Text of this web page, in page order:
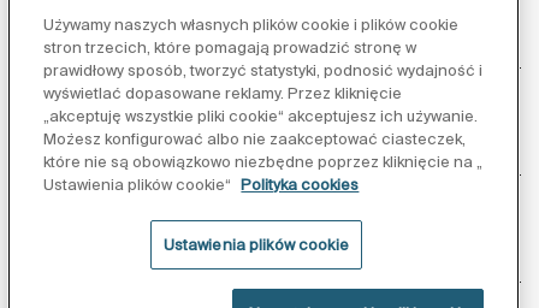
Obsługa klienta
O nas
Używamy naszych własnych plików cookie i plików cookie
stron trzecich, które pomagają prowadzić stronę w
prawidłowy sposób, tworzyć statystyki, podnosić wydajność i
wyświetlać dopasowane reklamy. Przez kliknięcie
„akceptuję wszystkie pliki cookie“ akceptujesz ich używanie.
Możesz konfigurować albo nie zaakceptować ciasteczek,
które nie są obowiązkowo niezbędne poprzez kliknięcie na „
Ustawienia plików cookie“
Polityka cookies
Ustawienia plików cookie